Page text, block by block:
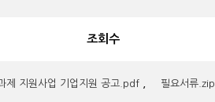
조회수
제 지원사업 기업지원 공고.pdf 필요서류.zip